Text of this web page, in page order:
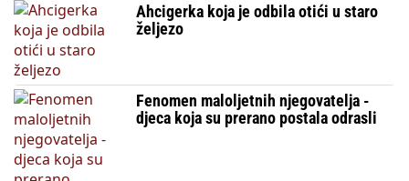
Ahcigerka koja je odbila otići u staro
željezo
Fenomen maloljetnih njegovatelja -
djeca koja su prerano postala odrasli